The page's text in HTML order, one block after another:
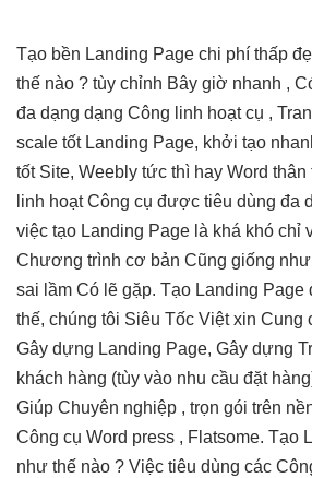
Tạo bền Landing Page chi phí thấp
thế nào ? tùy chỉnh Bây giờ nhanh ,
đa dạng dạng Công linh hoạtcụ ,
scale tốtLanding Page, khởi tạo
tốtSite, Weebly tức thì hay Word thân
linh hoạtCông cụ được tiêu dùng đa
việc tạo Landing Page là khá khó chỉ
Chương trình cơ bản Cũng giống
sai lầm Có lẽ gặp. Tạo Landing Page
thế, chúng tôi Siêu Tốc Việt xin Cung
Gây dựng Landing Page, Gây dựng
khách hàng (tùy vào nhu cầu đặt
Giúp Chuyên nghiệp , trọn gói trên
Công cụ Word press , Flatsome. Tạo
như thế nào ? Việc tiêu dùng các